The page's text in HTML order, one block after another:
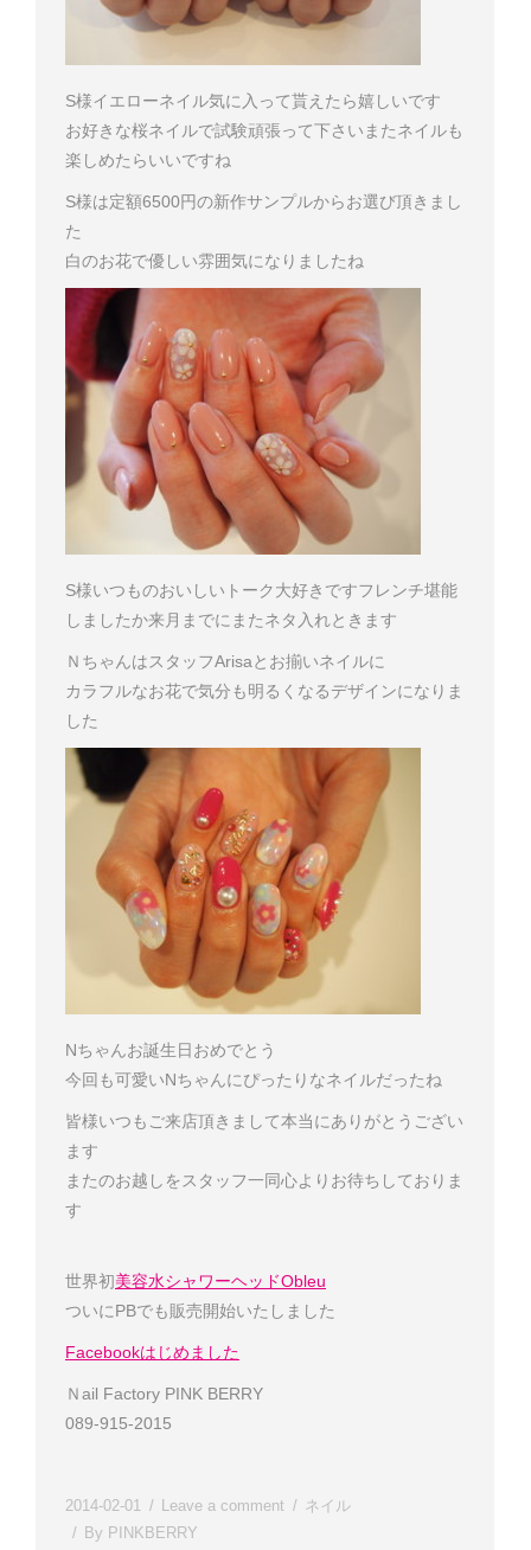
S様イエローネイル気に入って貰えたら嬉しいです
お好きな桜ネイルで試験頑張って下さい またネイルも
楽しめたらいいですね
S様は定額6500円の新作サンプルからお選び頂きまし
た
白のお花で優しい雰囲気になりましたね
S様いつものおいしいトーク大好きですフレンチ堪能
しましたか来月までにまたネタ入れときます
ＮちゃんはスタッフArisaとお揃いネイルに
カラフルなお花で気分も明るくなるデザインになりま
した
Nちゃんお誕生日おめでとう
今回も可愛いNちゃんにぴったりなネイルだったね
皆様いつもご来店頂きまして本当にありがとうござい
ます
またのお越しをスタッフ一同心よりお待ちしておりま
す
世界初美容水シャワーヘッドObleu
ついにPBでも販売開始いたしました
Facebookはじめました
Ｎail Factory PINK BERRY
089-915-2015
2014-02-01 Leave a comment
ネイル
By PINKBERRY